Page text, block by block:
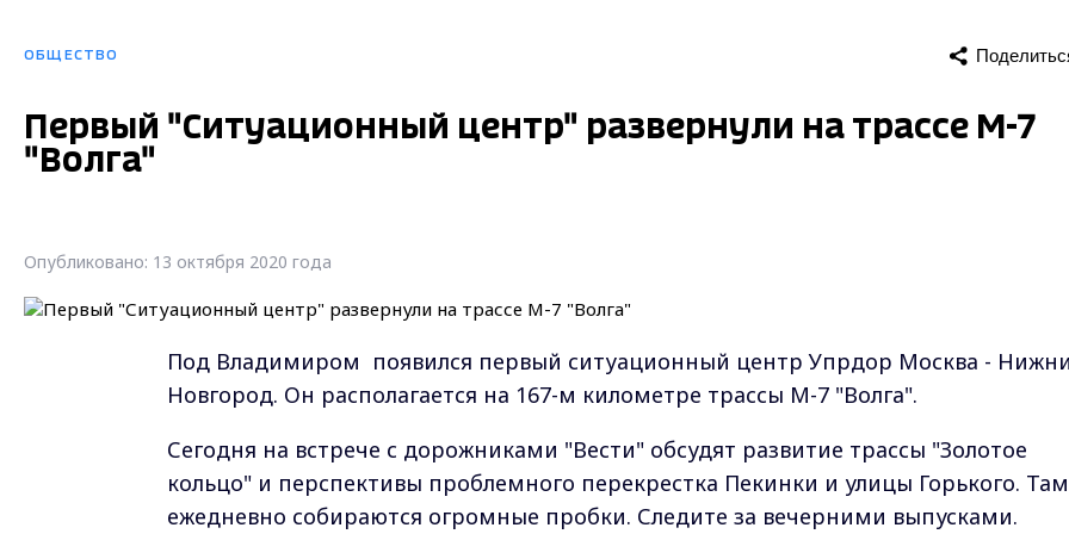
ОБЩЕСТВО
Первый "Ситуационный центр" развернули на трассе М-7
"Волга"
Опубликовано: 13 октября 2020 года
Под Владимиром появился первый ситуационный центр Упрдор Москва -
Новгород. Он располагается на 167-м километре трассы М-7 "Волга".
Сегодня на встрече с дорожниками "Вести" обсудят развитие трассы "Золотое
кольцо" и перспективы проблемного перекрестка Пекинки и улицы Горького. Там
ежедневно собираются огромные пробки. Следите за вечерними выпусками.